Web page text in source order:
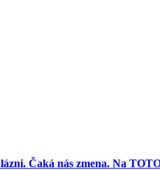
Čaká nás zmena. Na